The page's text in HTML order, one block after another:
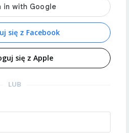
się z Facebook
się z Apple
LUB